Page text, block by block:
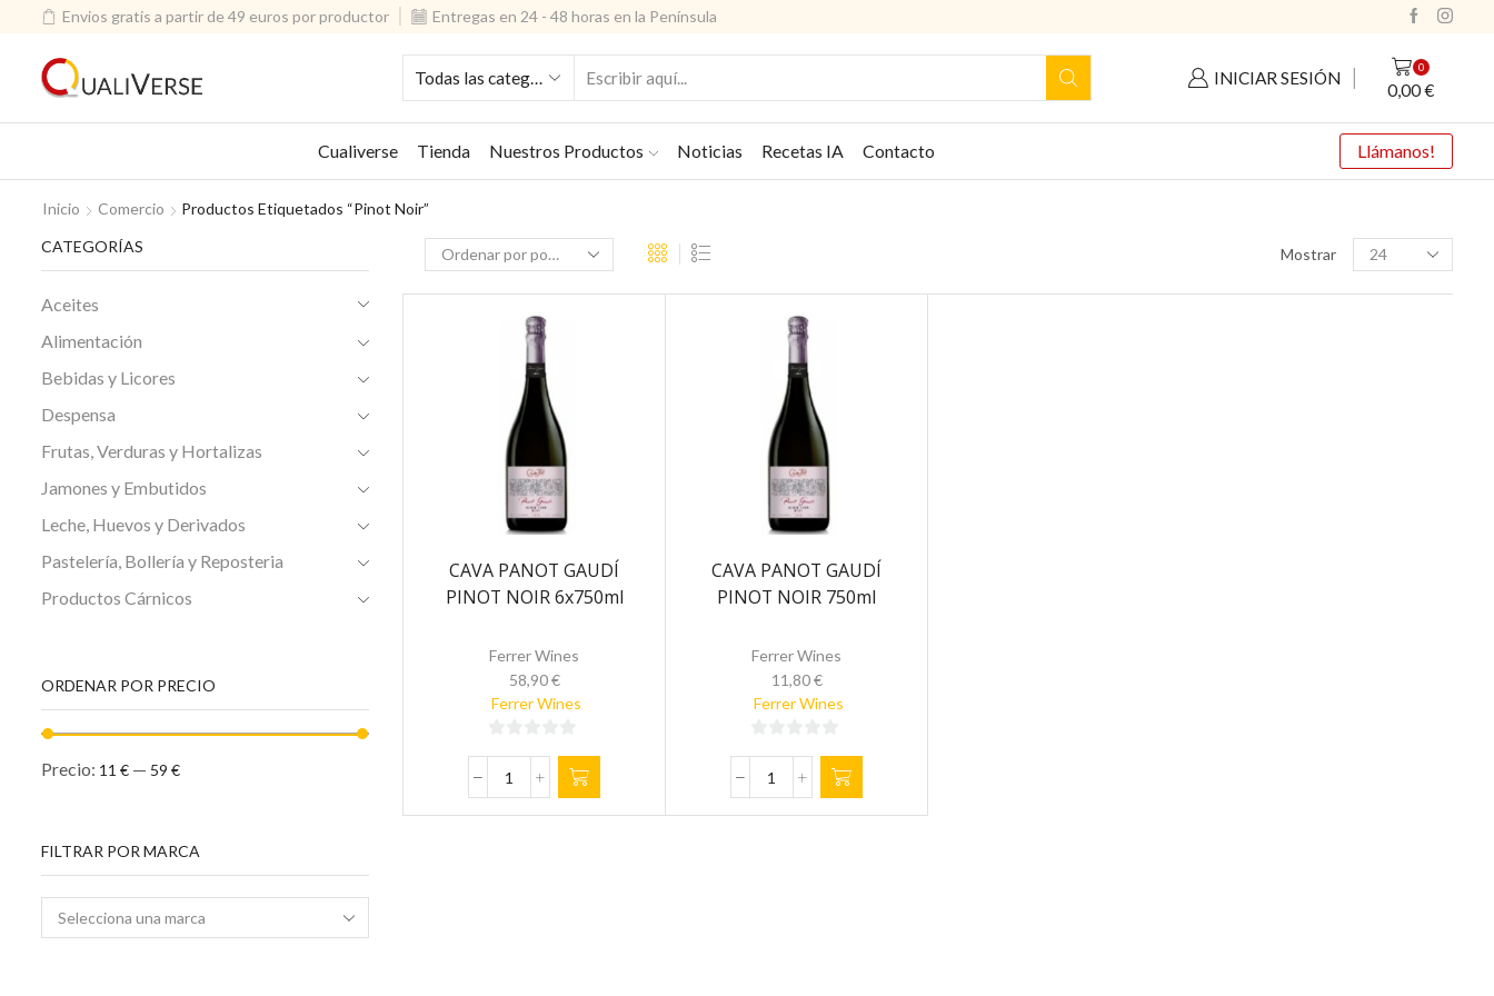
Envios gratis a partir de 49 euros por productor Entregas en 24 - 48 horas en la Península
INICIAR SESIÓN
0
0,00€
Cualiverse Tienda Nuestros Productos Noticias Recetas IA Contacto Llámanos!
Inicio Comercio Productos Etiquetados “pinot Noir”
Mostrar
Productos
por
pagina
CAVA PANOT GAUDÍ
PINOT NOIR 6x750ml
Ferrer Wines
58,90€
Ferrer Wines
de
5
CAVA
PANOT
CAVA PANOT GAUDÍ
PINOT NOIR 750ml
Ferrer Wines
11,80€
Ferrer Wines
de
5
CAVA
PANOT
CATEGORÍAS
Aceites
Alimentación
Bebidas y Licores
Despensa
Frutas, Verduras y Hortalizas
Jamones y Embutidos
Leche, Huevos y Derivados
Pastelería, Bollería y Reposteria
Productos Cárnicos
ORDENAR POR PRECIO
Precio: 11 € — 59 €
FILTRAR POR MARCA